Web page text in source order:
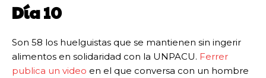
Día 10
Son 58 los huelguistas que se mantienen sin ingerir
alimentos en solidaridad con la UNPACU. Ferrer
publica un video en el que conversa con un hombre